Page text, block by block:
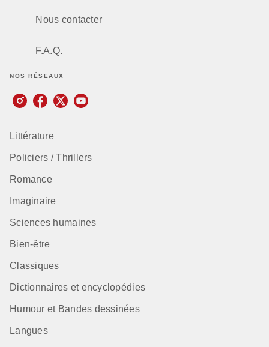
Nous contacter
F.A.Q.
NOS RÉSEAUX
Littérature
Policiers / Thrillers
Romance
Imaginaire
Sciences humaines
Bien-être
Classiques
Dictionnaires et encyclopédies
Humour et Bandes dessinées
Langues